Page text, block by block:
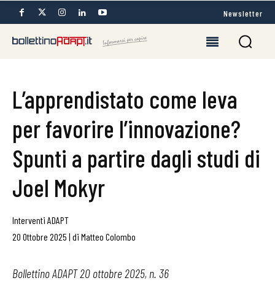
Newsletter
L’apprendistato come leva
per favorire l’innovazione?
Spunti a partire dagli studi di
Joel Mokyr
Interventi ADAPT
20 Ottobre 2025 | di Matteo Colombo
Bollettino ADAPT 20 ottobre 2025, n. 36